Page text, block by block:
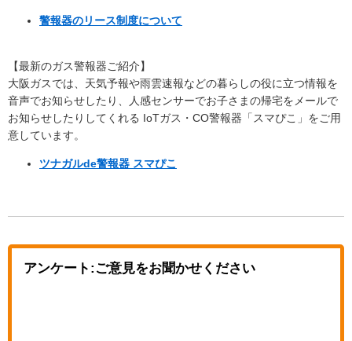
警報器のリース制度について
【最新のガス警報器ご紹介】
大阪ガスでは、天気予報や雨雲速報などの暮らしの役に立つ情報を
音声でお知らせしたり、人感センサーでお子さまの帰宅をメールで
お知らせしたりしてくれる IoTガス・CO警報器「スマぴこ」をご用
意しています。
ツナガルde警報器 スマぴこ
アンケート:ご意見をお聞かせください